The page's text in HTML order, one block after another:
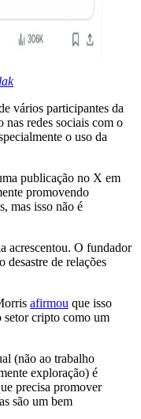
vários participantes da
nas redes sociais com o
o uso da
publicação no X em
promovendo
mas isso não é
acrescentou. O fundador
desastre de relações
afirmou que isso
setor cripto como um
(não ao trabalho
exploração) é
precisa promover
são um bem